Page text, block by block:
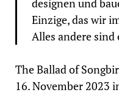
designen und
Einzige, das wir
Alles andere sind
The Ballad of
16. November 2023